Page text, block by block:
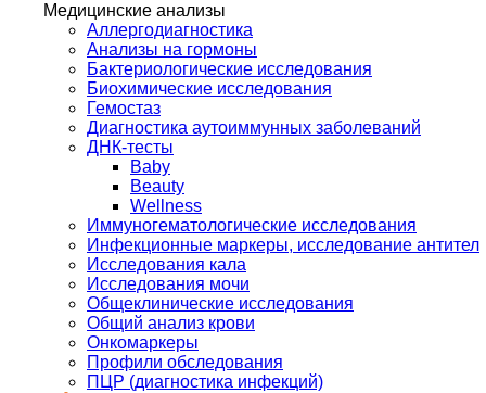
Медицинские анализы
Аллергодиагностика
Анализы на гормоны
Бактериологические исследования
Биохимические исследования
Гемостаз
Диагностика аутоиммунных заболеваний
ДНК-тесты
Baby
Beauty
Wellness
Иммуногематологические исследования
Инфекционные маркеры, исследование антител
Исследования кала
Исследования мочи
Общеклинические исследования
Общий анализ крови
Онкомаркеры
Профили обследования
ПЦР (диагностика инфекций)